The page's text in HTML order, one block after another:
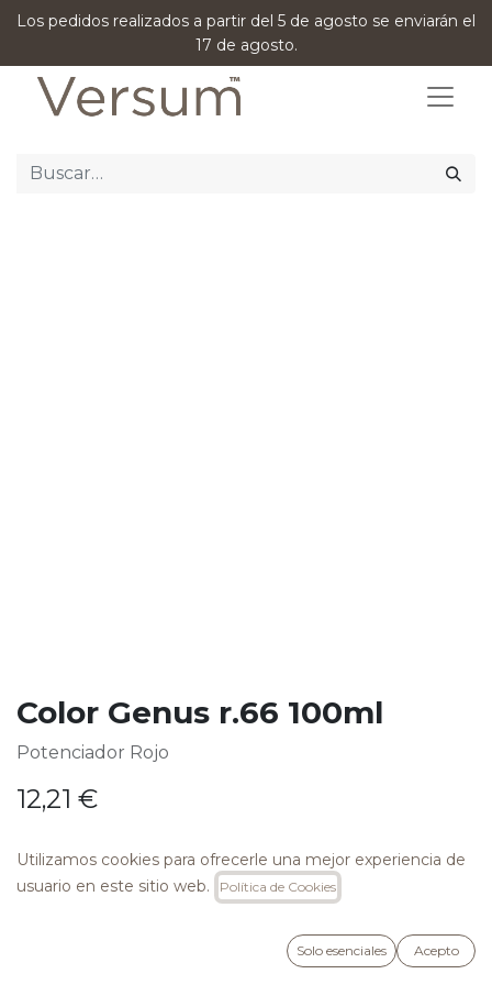
Los pedidos realizados a partir del 5 de agosto se enviarán el
17 de agosto.
Color Genus r.66 100ml
Potenciador Rojo
12,21 €
AÑADIR A LA CESTA
Utilizamos cookies para ofrecerle una mejor experiencia de
usuario en este sitio web.
Política de Cookies
Solo esenciales Acepto